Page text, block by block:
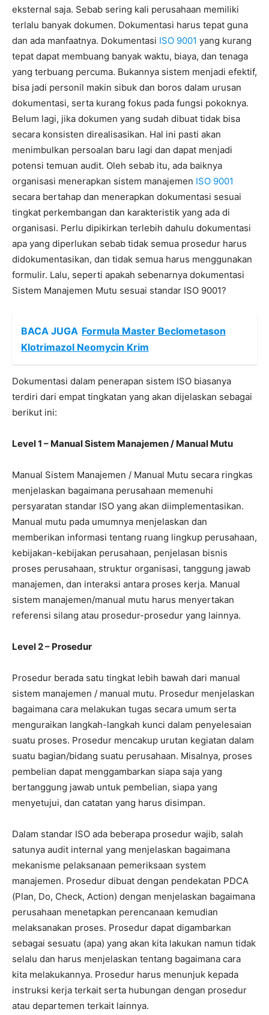
eksternal saja. Sebab sering kali perusahaan memiliki
terlalu banyak dokumen. Dokumentasi harus tepat guna
dan ada manfaatnya. Dokumentasi ISO 9001 yang kurang
tepat dapat membuang banyak waktu, biaya, dan tenaga
yang terbuang percuma. Bukannya sistem menjadi efektif,
bisa jadi personil makin sibuk dan boros dalam urusan
dokumentasi, serta kurang fokus pada fungsi pokoknya.
Belum lagi, jika dokumen yang sudah dibuat tidak bisa
secara konsisten direalisasikan. Hal ini pasti akan
menimbulkan persoalan baru lagi dan dapat menjadi
potensi temuan audit. Oleh sebab itu, ada baiknya
organisasi menerapkan sistem manajemen ISO 9001
secara bertahap dan menerapkan dokumentasi sesuai
tingkat perkembangan dan karakteristik yang ada di
organisasi. Perlu dipikirkan terlebih dahulu dokumentasi
apa yang diperlukan sebab tidak semua prosedur harus
didokumentasikan, dan tidak semua harus menggunakan
formulir. Lalu, seperti apakah sebenarnya dokumentasi
Sistem Manajemen Mutu sesuai standar ISO 9001?
BACA JUGA Formula Master Beclometason
Klotrimazol Neomycin Krim
Dokumentasi dalam penerapan sistem ISO biasanya
terdiri dari empat tingkatan yang akan dijelaskan sebagai
berikut ini:
Level 1 – Manual Sistem Manajemen / Manual Mutu
Manual Sistem Manajemen / Manual Mutu secara ringkas
menjelaskan bagaimana perusahaan memenuhi
persyaratan standar ISO yang akan diimplementasikan.
Manual mutu pada umumnya menjelaskan dan
memberikan informasi tentang ruang lingkup perusahaan,
kebijakan-kebijakan perusahaan, penjelasan bisnis
proses perusahaan, struktur organisasi, tanggung jawab
manajemen, dan interaksi antara proses kerja. Manual
sistem manajemen/manual mutu harus menyertakan
referensi silang atau prosedur-prosedur yang lainnya.
Level 2 – Prosedur
Prosedur berada satu tingkat lebih bawah dari manual
sistem manajemen / manual mutu. Prosedur menjelaskan
bagaimana cara melakukan tugas secara umum serta
menguraikan langkah-langkah kunci dalam penyelesaian
suatu proses. Prosedur mencakup urutan kegiatan dalam
suatu bagian/bidang suatu perusahaan. Misalnya, proses
pembelian dapat menggambarkan siapa saja yang
bertanggung jawab untuk pembelian, siapa yang
menyetujui, dan catatan yang harus disimpan.
Dalam standar ISO ada beberapa prosedur wajib, salah
satunya audit internal yang menjelaskan bagaimana
mekanisme pelaksanaan pemeriksaan system
manajemen. Prosedur dibuat dengan pendekatan PDCA
(Plan, Do, Check, Action) dengan menjelaskan bagaimana
perusahaan menetapkan perencanaan kemudian
melaksanakan proses. Prosedur dapat digambarkan
sebagai sesuatu (apa) yang akan kita lakukan namun tidak
selalu dan harus menjelaskan tentang bagaimana cara
kita melakukannya. Prosedur harus menunjuk kepada
instruksi kerja terkait serta hubungan dengan prosedur
atau departemen terkait lainnya.